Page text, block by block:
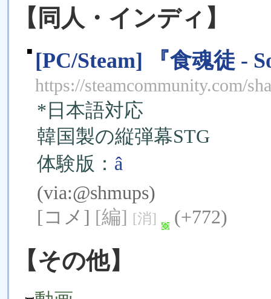
【同人・インディ】
■ [PC/Steam] 『食魂徒 -
https://steamcommunity.com/
*日本語対応
韓国製の縦弾幕STG
体験版： â
(via:@shmups)
[コメ] [編] [消] (+772)
【その他】